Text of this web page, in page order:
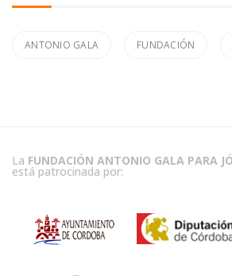
ANTONIO GALA FUNDACIÓN
La FUNDACIÓN ANTONIO GALA PARA
está patrocinada por: